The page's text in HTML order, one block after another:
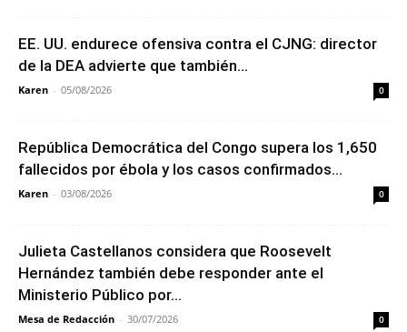
EE. UU. endurece ofensiva contra el CJNG: director
de la DEA advierte que también...
Karen - 05/08/2026 0
República Democrática del Congo supera los 1,650
fallecidos por ébola y los casos confirmados...
Karen - 03/08/2026 0
Julieta Castellanos considera que Roosevelt
Hernández también debe responder ante el
Ministerio Público por...
Mesa de Redacción - 30/07/2026 0